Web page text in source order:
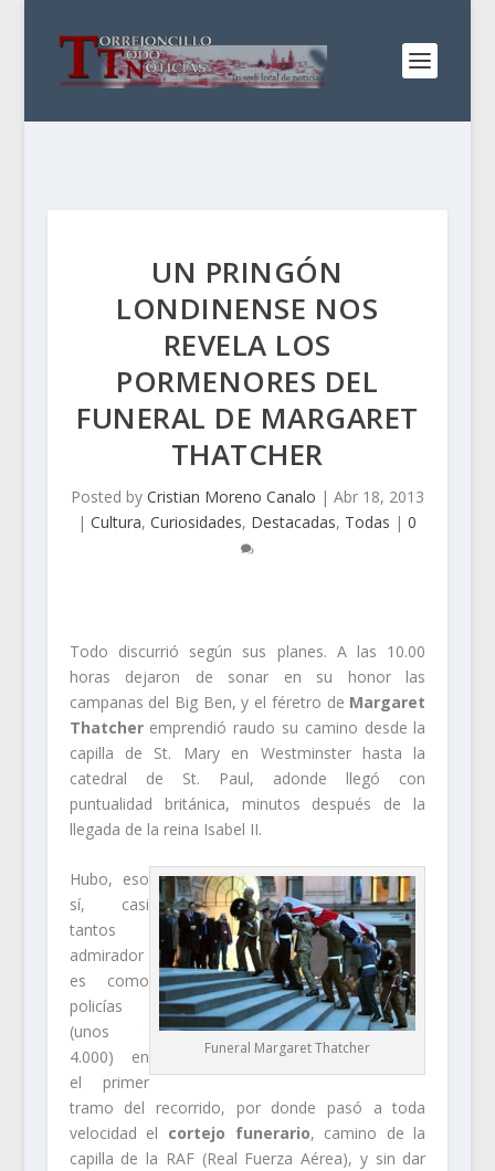
UN PRINGÓN
LONDINENSE NOS
REVELA LOS
PORMENORES DEL
FUNERAL DE MARGARET
THATCHER
Posted by Cristian Moreno Canalo | Abr 18, 2013
|Cultura,Curiosidades, Destacadas, Todas |0
Todo discurrió según sus planes. A las 10.00
horas dejaron de sonar en su honor las
campanas del Big Ben, y el féretro de Margaret
Thatcheremprendió raudo su camino desde la
capilla de St. Mary en Westminster hasta la
catedral de St. Paul, adonde llegó con
puntualidad británica, minutos después de la
llegada de la reina Isabel II.
Funeral Margaret Thatcher
Hubo, eso
sí, casi
tantos
admirador
es como
policías
(unos
4.000) en
el primer
tramo del recorrido, por donde pasó a toda
velocidad el cortejo funerario, camino de la
capilla de la RAF (Real Fuerza Aérea), y sin dar